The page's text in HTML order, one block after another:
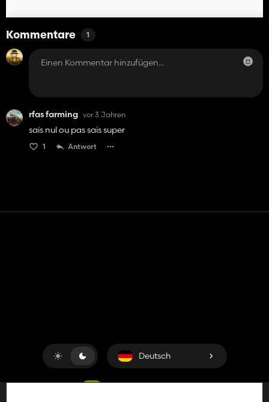
Kommentare 1
rfas farming vor 3 Jahren
sais nul ou pas sais super
1 Antwort
Deutsch